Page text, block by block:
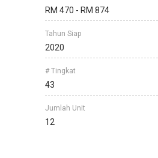
RM 470 - RM 874
Tahun Siap
2020
# Tingkat
43
Jumlah Unit
12